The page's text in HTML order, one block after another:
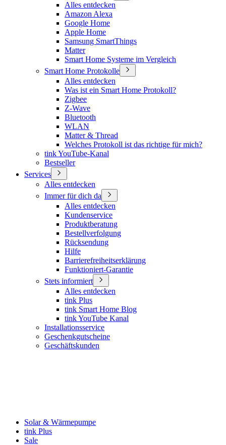
Alles entdecken
Amazon Alexa
Google Home
Apple Home
Samsung SmartThings
Matter
Smart Home Systeme im Vergleich
Smart Home Protokolle
Alles entdecken
Was ist ein Smart Home Protokoll?
Zigbee
Z-Wave
Bluetooth
WLAN
Matter & Thread
Welches Protokoll ist das richtige für mich?
tink YouTube-Kanal
Bestseller
Services
Alles entdecken
Immer für dich da
Alles entdecken
Kundenservice
Produktberatung
Bestellverfolgung
Rücksendung
Hilfe
Barrierefreiheitserklärung
Funktioniert-Garantie
Stets informiert
Alles entdecken
tink Plus
tink Smart Home Blog
tink YouTube Kanal
Installationsservice
Geschenkgutscheine
Geschäftskunden
Solar & Wärmepumpe
tink Plus
Sale